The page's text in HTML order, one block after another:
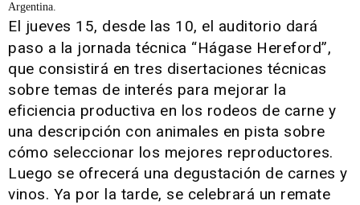
Argentina.
El jueves 15, desde las 10, el auditorio dará
paso a la jornada técnica “Hágase Hereford”,
que consistirá en tres disertaciones técnicas
sobre temas de interés para mejorar la
eficiencia productiva en los rodeos de carne y
una descripción con animales en pista sobre
cómo seleccionar los mejores reproductores.
Luego se ofrecerá una degustación de carnes y
vinos. Ya por la tarde, se celebrará un remate